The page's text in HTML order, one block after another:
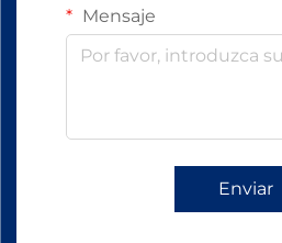
Mensaje
Enviar